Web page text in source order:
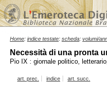
Home: indice testate: scheda: volumi/
Necessità di una pronta
Pio IX : giornale politico,
art. prec. indice art. succ.